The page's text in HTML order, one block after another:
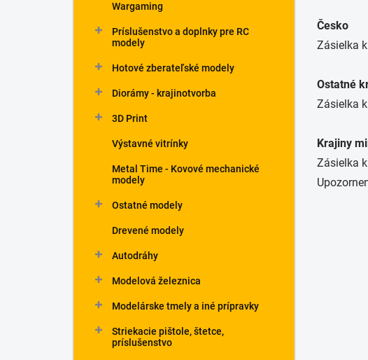
Wargaming
Príslušenstvo a doplnky pre RC
modely
Hotové zberateľské modely
Diorámy - krajinotvorba
3D Print
Výstavné vitrínky
Metal Time - Kovové mechanické
modely
Ostatné modely
Drevené modely
Autodráhy
Modelová železnica
Modelárske tmely a iné prípravky
Striekacie pištole, štetce,
príslušenstvo
Česko
Zásielka
Ostatné
Zásielka
Krajiny
Zásielka